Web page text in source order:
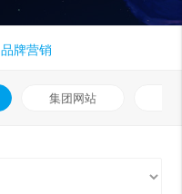
品牌营销
集团网站